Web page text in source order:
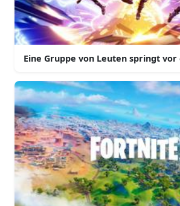
Eine Gruppe von Leuten springt vor